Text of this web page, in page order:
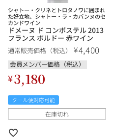
ルロワ
ブルゴーニュ
シャンパーニュ
その他
白ワイン
10,000円〜39,999円
80,000円〜99,999円
LINE
シャトー・クリネとトロタノワに囲まれ
た好立地、シャトー・ラ・カバンヌのセ
カンドワイン
ドメーヌ ド コンポステル 2013
フランス ボルドー 赤ワイン
通常販売価格（税込） ¥4,400
会員メンバー価格（税込）
¥3,180
クール便対応可能
在庫切れ